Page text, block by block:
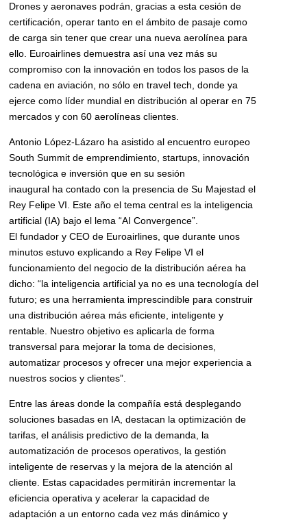
Drones y aeronaves podrán, gracias a esta cesión de
certificación, operar tanto en el ámbito de pasaje como
de carga sin tener que crear una nueva aerolínea para
ello. Euroairlines demuestra así una vez más su
compromiso con la innovación en todos los pasos de la
cadena en aviación, no sólo en travel tech, donde ya
ejerce como líder mundial en distribución al operar en 75
mercados y con 60 aerolíneas clientes.
Antonio López-Lázaro ha asistido al encuentro europeo
South Summit de emprendimiento, startups, innovación
tecnológica e inversión que en su sesión
inaugural ha contado con la presencia de Su Majestad el
Rey Felipe VI. Este año el tema central es la inteligencia
artificial (IA) bajo el lema “AI Convergence”.
El fundador y CEO de Euroairlines, que durante unos
minutos estuvo explicando a Rey Felipe VI el
funcionamiento del negocio de la distribución aérea ha
dicho: “la inteligencia artificial ya no es una tecnología del
futuro; es una herramienta imprescindible para construir
una distribución aérea más eficiente, inteligente y
rentable. Nuestro objetivo es aplicarla de forma
transversal para mejorar la toma de decisiones,
automatizar procesos y ofrecer una mejor experiencia a
nuestros socios y clientes”.
Entre las áreas donde la compañía está desplegando
soluciones basadas en IA, destacan la optimización de
tarifas, el análisis predictivo de la demanda, la
automatización de procesos operativos, la gestión
inteligente de reservas y la mejora de la atención al
cliente. Estas capacidades permitirán incrementar la
eficiencia operativa y acelerar la capacidad de
adaptación a un entorno cada vez más dinámico y